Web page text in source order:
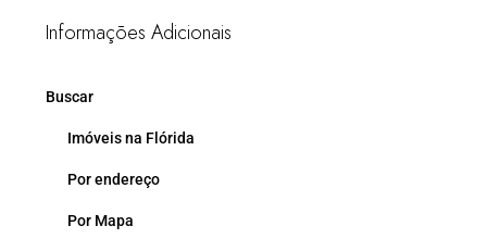
Informações Adicionais
Buscar
Imóveis na Flórida
Por endereço
Por Mapa